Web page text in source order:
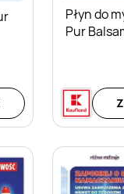
Płyn do
Pur